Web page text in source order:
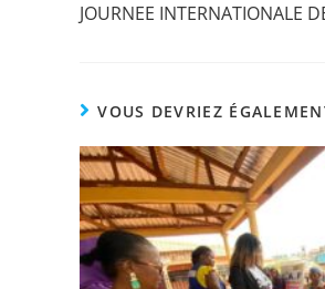
JOURNEE INTERNATIONALE
VOUS DEVRIEZ